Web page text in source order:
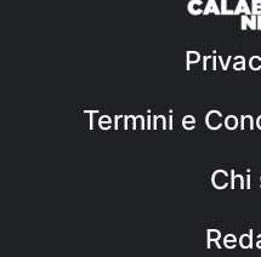
Termini e
Chi